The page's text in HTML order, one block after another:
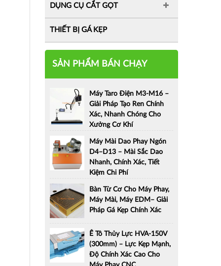
DỤNG CỤ CẮT GỌT
THIẾT BỊ GÁ KẸP
SẢN PHẨM BÁN CHẠY
Máy Taro Điện M3-M16 –
Giải Pháp Tạo Ren Chính
Xác, Nhanh Chóng Cho
Xưởng Cơ Khí
Máy Mài Dao Phay Ngón
D4–D13 – Mài Sắc Dao
Nhanh, Chính Xác, Tiết
Kiệm Chi Phí
Bàn Từ Cơ Cho Máy Phay,
Máy Mài, Máy EDM– Giải
Pháp Gá Kẹp Chính Xác
Ê Tô Thủy Lực HVA-150V
(300mm) – Lực Kẹp Mạnh,
Độ Chính Xác Cao Cho